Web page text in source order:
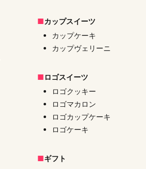
カップスイーツ
カップケーキ
カップヴェリーニ
ロゴスイーツ
ロゴクッキー
ロゴマカロン
ロゴカップケーキ
ロゴケーキ
ギフト